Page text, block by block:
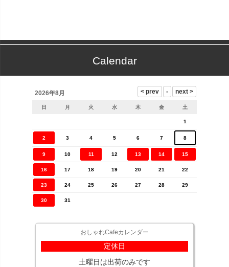
Calendar
2026年8月
日 月 火 水 木 金 土
1
2 3 4 5 6 7 8
9 10 11 12 13 14 15
16 17 18 19 20 21 22
23 24 25 26 27 28 29
30 31
おしゃれCafeカレンダー
定休日
土曜日は出荷のみです